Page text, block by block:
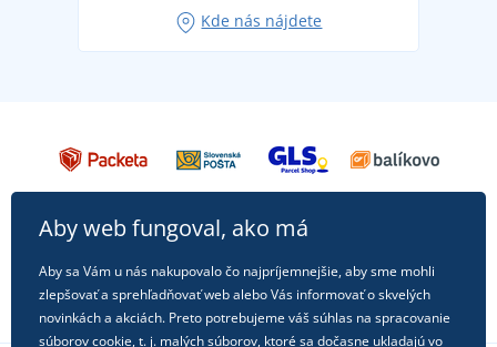
Kde nás nájdete
Aby web fungoval, ako má
Aby sa Vám u nás nakupovalo čo najpríjemnejšie, aby sme mohli
zlepšovať a sprehľadňovať web alebo Vás informovať o skvelých
novinkách a akciách. Preto potrebujeme váš súhlas na spracovanie
súborovcookie, t. j. malých súborov, ktoré sa dočasne ukladajú vo